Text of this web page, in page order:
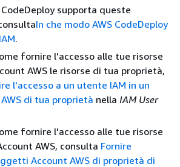
supporta queste
In che modo AWS CodeDeploy
.
fornire l'accesso alle tue risorse
AWS le risorse di tua proprietà,
l'accesso a un utente IAM in un
di tua proprietà nella IAM User
fornire l'accesso alle tue risorse
AWS, consulta Fornire
Account AWS di proprietà di